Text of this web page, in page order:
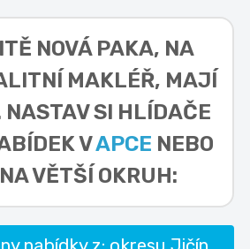
NOVÁ PAKA, NA
MAKLÉŘ, MAJÍ
NASTAV SI HLÍDAČE
VAPCE NEBO
VĚTŠÍ OKRUH: